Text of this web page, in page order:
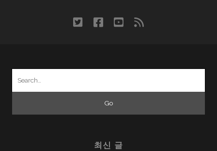
준
을
아
며…
twitterfacebook
youtube
rss
최신 글